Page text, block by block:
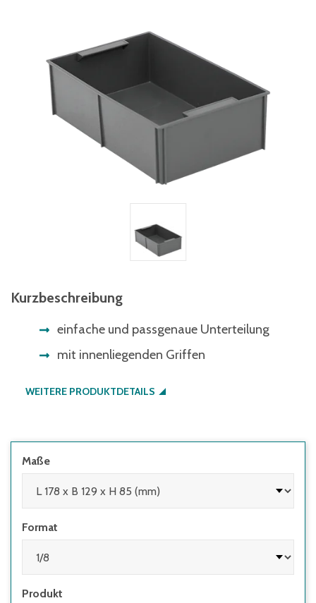
Kurzbeschreibung
einfache und passgenaue Unterteilung
mit innenliegenden Griffen
WEITERE PRODUKTDETAILS
Maße
Format
Produkt